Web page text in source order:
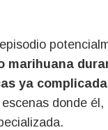
marihuana
ya
donde